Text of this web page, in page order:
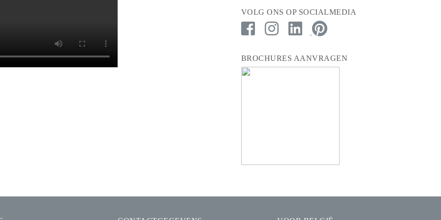
VOLG ONS OP SOCIALMEDIA
BROCHURES AANVRAGEN